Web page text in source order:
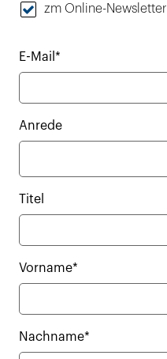
zm Online-Newsletter
E-Mail*
Anrede
Titel
Vorname*
Nachname*